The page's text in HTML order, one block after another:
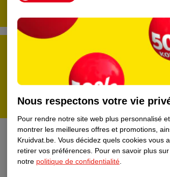
Nous respectons votre vie
Pour rendre notre site web plus personnalisé
montrer les meilleures offres et promotions,
Kruidvat.be. Vous décidez quels cookies vous
retirer vos préférences. Pour en savoir plus
notre politique de confidentialité